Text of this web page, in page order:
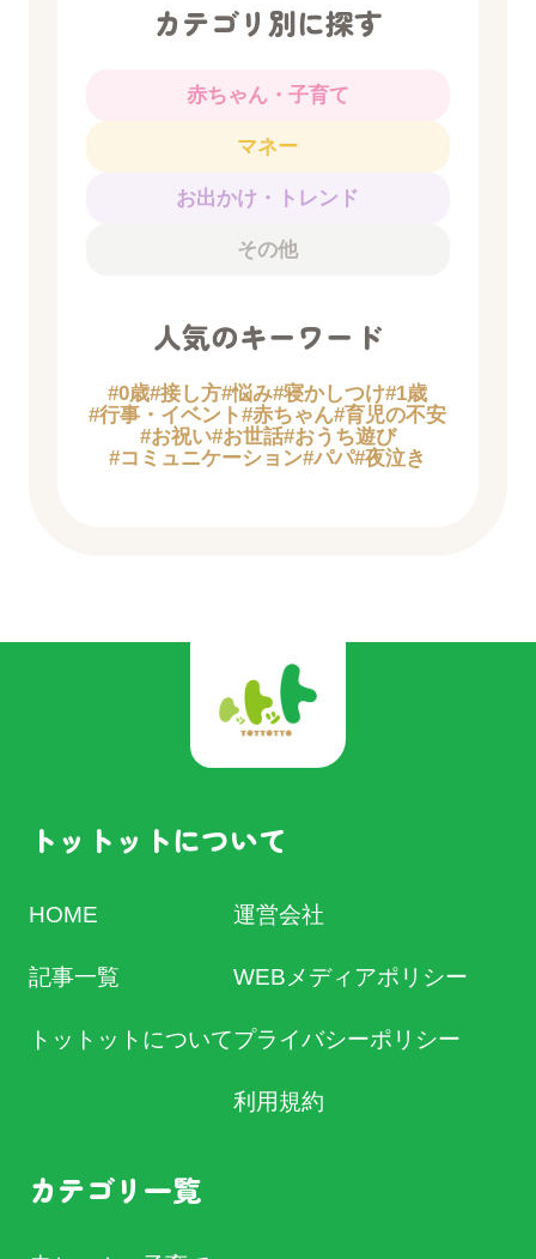
カテゴリ別に探す
赤ちゃん・子育て
マネー
お出かけ・トレンド
その他
人気のキーワード
#0歳#接し方#悩み#寝かしつけ#1歳
#行事・イベント#赤ちゃん#育児の不安
#お祝い#お世話#おうち遊び
#コミュニケーション#パパ#夜泣き
トットットについて
HOME
記事一覧
トットットについて
運営会社
WEBメディアポリシー
プライバシーポリシー
利用規約
カテゴリ一覧